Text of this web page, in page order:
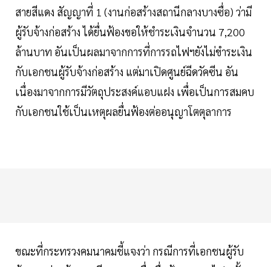
สายสีแดง สัญญาที่ 1 (งานก่อสร้างสถานีกลางบางซื่อ) ว่ามี
ผู้รับจ้างก่อสร้าง ได้ยื่นฟ้องขอให้ชำระเงินจำนวน 7,200
ล้านบาท อันเป็นผลมาจากการที่การรถไฟฯยังไม่ขำระเงิน
กับเอกชนผู้รับจ้างก่อสร้าง แต่มาเปิดศูนย์ฉีดวัคซีน อัน
เนื่องมาจากการมีวัตถุประสงค์แอบแฝง เพื่อเป็นการสมคบ
กับเอกชนใช้เป็นเหตุผลยื่นฟ้องต่ออนุญาโตตุลาการ
ขณะที่กระทรวงคมนาคมชี้แจงว่า กรณีการที่เอกชนผู้รับ